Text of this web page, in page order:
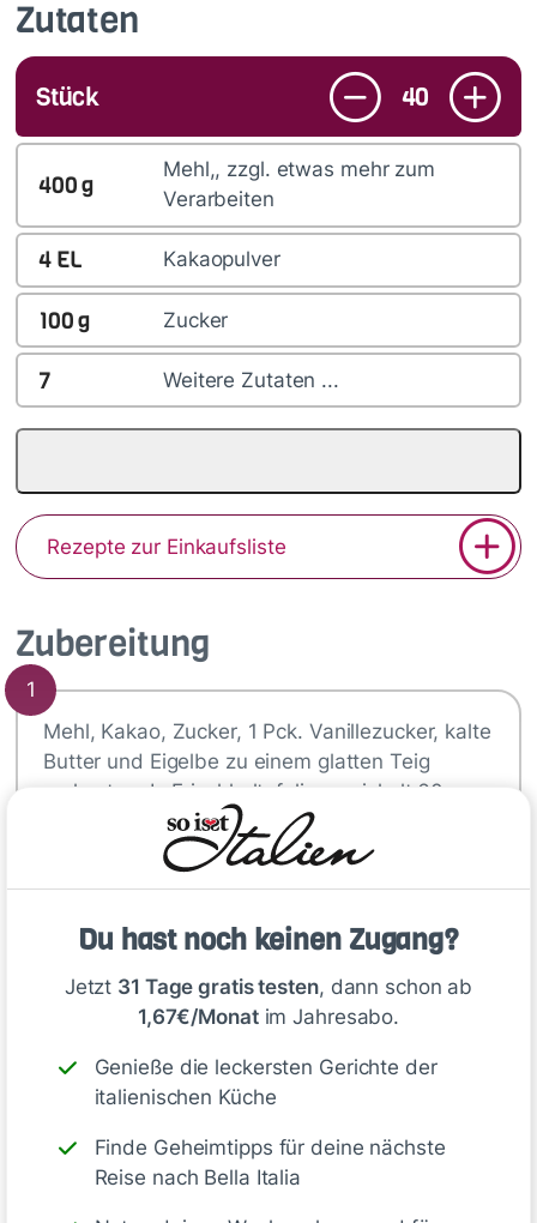
Du hast noch keinen Zugang?
Jetzt 31 Tage gratis testen, dann schon ab
1,67€/Monatim Jahresabo.
Genieße die leckersten Gerichte der
italienischen Küche
Finde Geheimtipps für deine nächste
Reise nach Bella Italia
Zubereitung
1
Mehl, Kakao, Zucker, 1 Pck. Vanillezucker, kalte
Butter und Eigelbe zu einem glatten Teig
verkneten. In Frischhaltefolie gewickelt 60
Minuten kalt stellen. Backofen auf 160 °C
Umluft vorheizen, zwei Backbleche mit
ausrollen. Kreise oder Blumen (Ø ca. 5 cm)
Teigkreise zusätzlich mittig ein Loch
ausstechen (Ø ca. 1 cm). Teiglinge auf die
vorbereiteten Bleche setzen und im
vorgeheizten Ofen 10–12 Minuten backen, ggf.
vollständig auskühlen lassen.
Zutaten
Stück 40
400g
Mehl,, zzgl. etwas mehr zum
Verarbeiten
4 EL Kakaopulver
100g Zucker
7 Weitere Zutaten ...
Rezepte zur Einkaufsliste